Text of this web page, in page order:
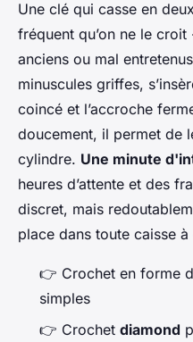
Une clé qui casse en
fréquent qu’on ne le
anciens ou mal
minuscules griffes,
coincé et l’accroche
doucement, il permet de
cylindre. Une minute
heures d’attente et des
discret, mais
place dans toute caisse
👉 Crochet en forme
simples
👉 Crochet diamond